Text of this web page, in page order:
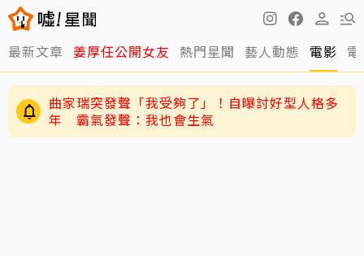
最新文章 姜厚任公開女友 熱門星聞 藝人動態 電影
曲家瑞突發聲「我受夠了」！自曝討好型人格多
年 霸氣發聲：我也會生氣